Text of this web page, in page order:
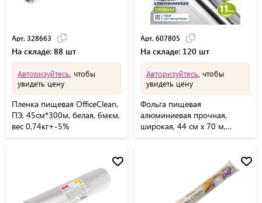
Арт. 328663
На складе: 88 шт
Авторизуйтесь , чтобы
увидеть цену
Пленка пищевая OfficeClean,
ПЭ, 45см*300м, белая, 6мкм,
вес 0,74кг+-5%
Арт. 607805
На складе: 120 шт
Авторизуйтесь , чтобы
увидеть цену
Фольга пищевая
алюминиевая прочная,
широкая, 44 см х 70 м,